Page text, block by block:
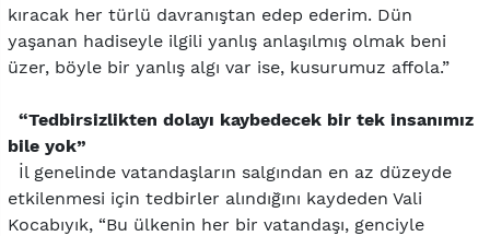
kıracak her türlü davranıştan edep ederim. Dün
yaşanan hadiseyle ilgili yanlış anlaşılmış olmak beni
üzer, böyle bir yanlış algı var ise, kusurumuz affola.”
“Tedbirsizlikten dolayı kaybedecek bir tek insanımız
bile yok”
İl genelinde vatandaşların salgından en az düzeyde
etkilenmesi için tedbirler alındığını kaydeden Vali
Kocabıyık, “Bu ülkenin her bir vatandaşı, genciyle